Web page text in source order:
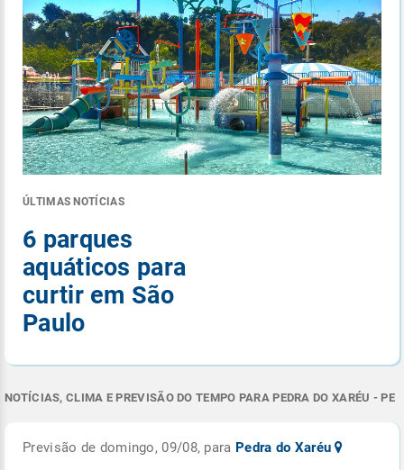
ÚLTIMAS NOTÍCIAS
6 parques
aquáticos para
curtir em São
Paulo
NOTÍCIAS, CLIMA E PREVISÃO DO TEMPO PARA PEDRA DO XARÉU - PE
Previsão de domingo, 09/08, para Pedra do Xaréu